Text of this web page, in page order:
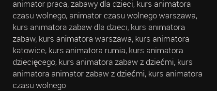
animator praca, zabawy dla dzieci, kurs animatora
czasu wolnego, animator czasu wolnego warszawa,
kurs animatora zabaw dla dzieci, kurs animatora
zabaw, kurs animatora warszawa, kurs animatora
katowice, kurs animatora rumia, kurs animatora
dziecięcego, kurs animatora zabaw z dziećmi, kurs
animatora animator zabaw z dziećmi, kurs animatora
czasu wolnego